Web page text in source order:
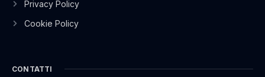
Privacy Policy
Cookie Policy
CONTATTI